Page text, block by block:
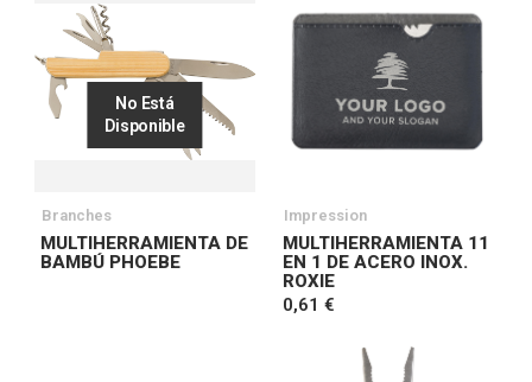
No Está
Disponible
Branches
MULTIHERRAMIENTA DE
BAMBÚ PHOEBE
Impression
MULTIHERRAMIENTA 11
EN 1 DE ACERO INOX.
ROXIE
0,61 €